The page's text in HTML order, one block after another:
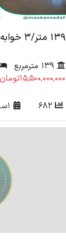
139 متر/3 خوابه/شخصی ساز
15,500,000,000تومان